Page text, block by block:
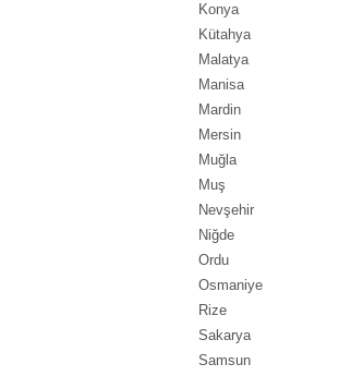
Konya
Kütahya
Malatya
Manisa
Mardin
Mersin
Muğla
Muş
Nevşehir
Niğde
Ordu
Osmaniye
Rize
Sakarya
Samsun